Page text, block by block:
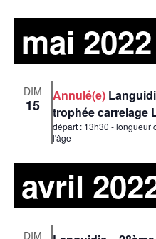
mai 2022
DIM
15
Annulé(e)
trophée carrelage
départ : 13h30 - longueur
l'âge
avril
DIM